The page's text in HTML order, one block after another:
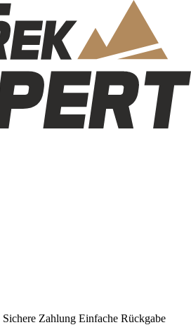
Sichere Zahlung Einfache Rückgabe